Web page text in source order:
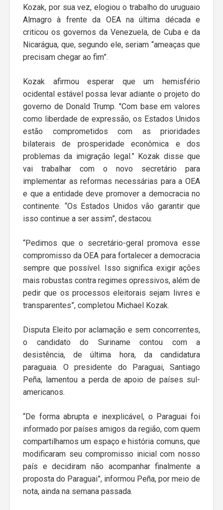
Kozak, por sua vez, elogiou o trabalho do uruguaio
Almagro à frente da OEA na última década e
criticou os governos da Venezuela, de Cuba e da
Nicarágua, que, segundo ele, seriam “ameaças que
precisam chegar ao fim”.
Kozak afirmou esperar que um hemisfério
ocidental estável possa levar adiante o projeto do
governo de Donald Trump. "Com base em valores
como liberdade de expressão, os Estados Unidos
estão comprometidos com as prioridades
bilaterais de prosperidade econômica e dos
problemas da imigração legal.” Kozak disse que
vai trabalhar com o novo secretário para
implementar as reformas necessárias para a OEA
e que a entidade deve promover a democracia no
continente. “Os Estados Unidos vão garantir que
isso continue a ser assim”, destacou.
“Pedimos que o secretário-geral promova esse
compromisso da OEA para fortalecer a democracia
sempre que possível. Isso significa exigir ações
mais robustas contra regimes opressivos, além de
pedir que os processos eleitorais sejam livres e
transparentes”, completou Michael Kozak.
Disputa Eleito por aclamação e sem concorrentes,
o candidato do Suriname contou com a
desistência, de última hora, da candidatura
paraguaia. O presidente do Paraguai, Santiago
Peña, lamentou a perda de apoio de países sul-
americanos.
“De forma abrupta e inexplicável, o Paraguai foi
informado por países amigos da região, com quem
compartilhamos um espaço e história comuns, que
modificaram seu compromisso inicial com nosso
país e decidiram não acompanhar finalmente a
proposta do Paraguai”, informou Peña, por meio de
nota, ainda na semana passada.